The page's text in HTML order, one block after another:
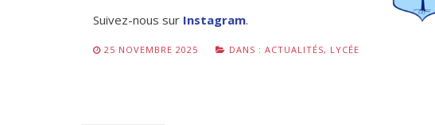
Suivez-nous sur Instagram.
25 NOVEMBRE 2025 DANS : ACTUALITÉS, LYCÉE